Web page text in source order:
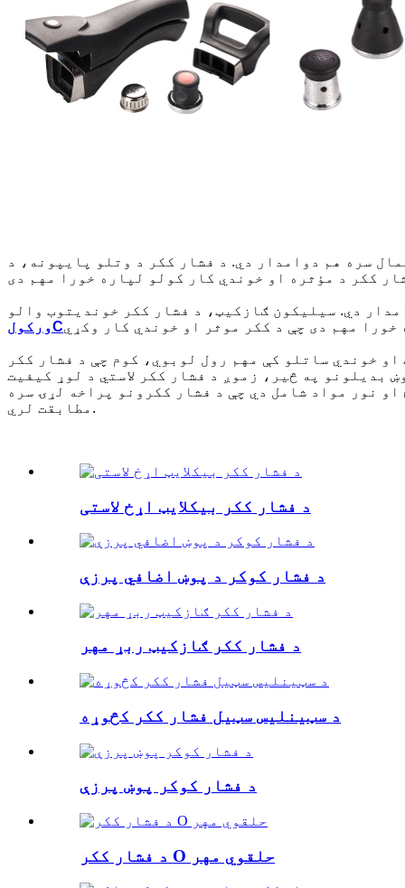
سره هم دوامدار دي. د فشار ککر د وتلو پایپونه، د
ورکولC
خوندي ساتلو کې مهم رول لوبوي، کوم چې د فشار ککر
بدیلونو په څیر، زموږ د فشار ککر لاستي د لوړ کیفیت
او نور مواد شامل دي چې د فشار ککرونو پراخه لړۍ سره
مطابقت لري.
د فشار ککر بیکلایټ اړخ لاستی
د فشار کوکر د پوښ اضافي پرزې
د فشار ککر ګازکیټ ربړ مهر
د سټینلیس سټیل فشار ککر کڅوړه
د فشار کوکر پوښ پرزې
د فشار ککر O حلقوي مهر